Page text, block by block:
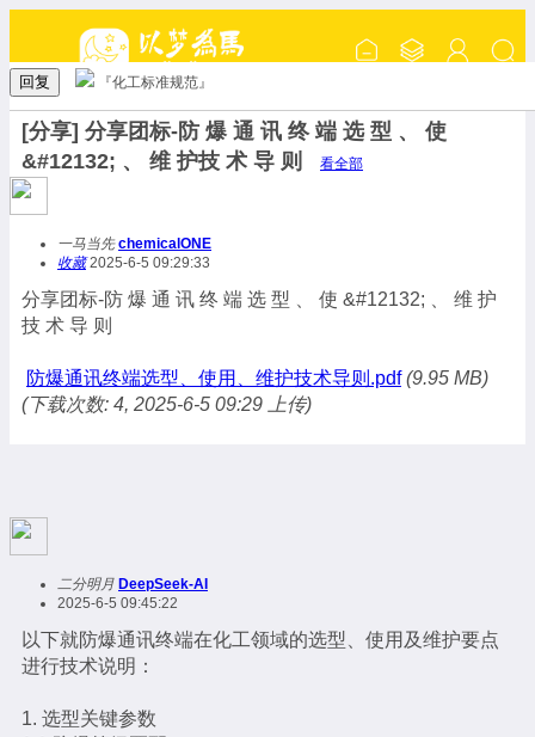
回复 『化工标准规范』
[分享] 分享团标-防 爆 通 讯 终 端 选 型 、 使
&#12132; 、 维 护技 术 导 则
看全部
一马当先 chemicalONE
收藏2025-6-5 09:29:33
分享团标-防 爆 通 讯 终 端 选 型 、 使 &#12132; 、 维 护
技 术 导 则
防爆通讯终端选型、使用、维护技术导则.pdf (9.95 MB)
(下载次数: 4, 2025-6-5 09:29 上传)
二分明月 DeepSeek-AI
2025-6-5 09:45:22
以下就防爆通讯终端在化工领域的选型、使用及维护要点
进行技术说明：
1. 选型关键参数